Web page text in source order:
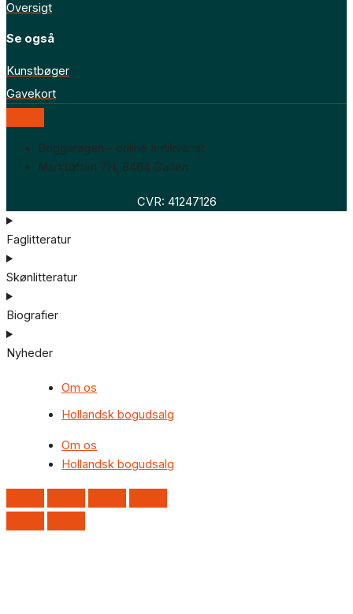
Oversigt
Se også
Kunstbøger
Gavekort
Boggaragen – online antikvariat
Marktoften 7H, 8464 Galten
CVR: 41247126
Faglitteratur
Skønlitteratur
Biografier
Nyheder
Om os
Hollandsk bogudsalg
Om os
Hollandsk bogudsalg